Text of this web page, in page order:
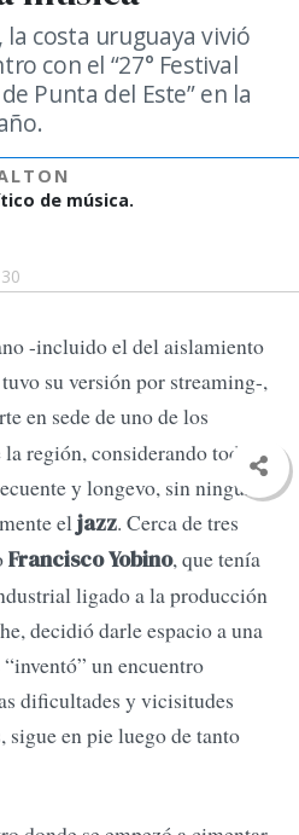
la costa uruguaya vivió
con el “27° Festival
Punta del Este” en la
de música.
-incluido el del aislamiento
su versión por streaming-,
en sede de uno de los
región, considerando todos
y longevo, sin ninguna
eljazz. Cerca de tres
Francisco Yobino, que tenía
ligado a la producción
decidió darle espacio a una
un encuentro
dificultades y vicisitudes
sigue en pie luego de tanto